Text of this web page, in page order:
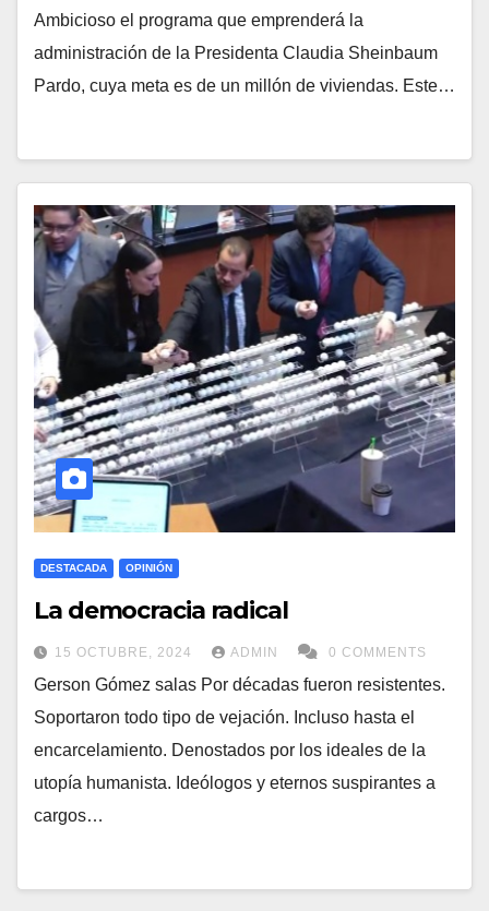
Ambicioso el programa que emprenderá la
administración de la Presidenta Claudia Sheinbaum
Pardo, cuya meta es de un millón de viviendas. Este…
DESTACADA OPINIÓN
La democracia radical
15 OCTUBRE, 2024 ADMIN 0 COMMENTS
Gerson Gómez salas Por décadas fueron resistentes.
Soportaron todo tipo de vejación. Incluso hasta el
encarcelamiento. Denostados por los ideales de la
utopía humanista. Ideólogos y eternos suspirantes a
cargos…